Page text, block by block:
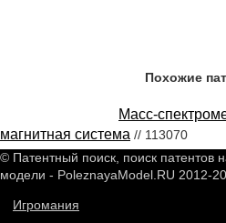
Похожие
Масс-
магнитная система // 113070
© Патентный поиск, поиск патентов
модели - PoleznayaModel.RU 2012-
Игромания